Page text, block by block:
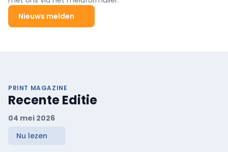
Nieuws melden
PRINT MAGAZINE
Recente Editie
04 mei 2026
Nu lezen